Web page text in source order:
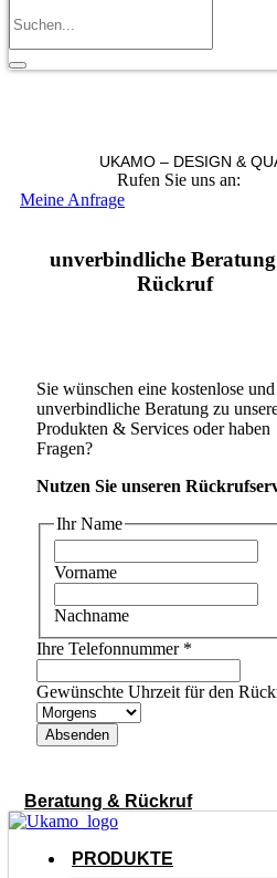
UKAMO – DESIGN &
Rufen Sie uns an:
Meine Anfrage
unverbindliche
Rückruf
Sie wünschen eine kostenlose und
unverbindliche Beratung zu
Produkten & Services oder haben
Fragen?
Nutzen Sie unseren
Ihr Name
Vorname
Nachname
Ihre Telefonnummer *
Gewünschte Uhrzeit für den
Absenden
Beratung & Rückruf
PRODUKTE